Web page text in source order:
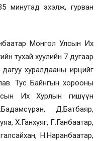
минутад эхэлж, гурван
Монгол Улсын Их
тухай хуулийн 7 дугаар
хуралдааны ирцийг
Тус Байнгын хорооны
Их Хурлын гишүүн
Д.Батбаяр,
Х.Ганхуяг, Г.Ганбаатар,
Н.Наранбаатар,